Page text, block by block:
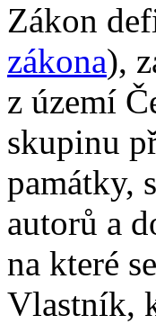
Zákon
zákona),
z území
skupinu
památky,
autorů a
na které
Vlastník,